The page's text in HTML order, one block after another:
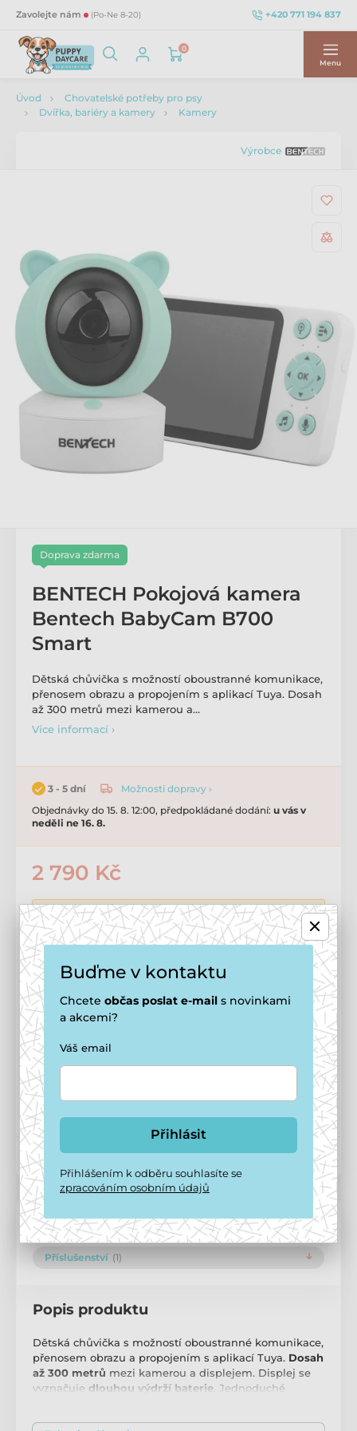
Zavolejte nám (Po-Ne 8-20) +420 771 194 837
0
Menu
Úvod
Chovatelské potřeby pro psy
Dvířka, bariéry a kamery
Kamery
Výrobce
Doprava zdarma
BENTECH Pokojová kamera
Bentech BabyCam B700
Smart
Dětská chůvička s možností oboustranné komunikace,
přenosem obrazu a propojením s aplikací Tuya. Dosah
až 300 metrů mezi kamerou a…
Více informací ›
3 - 5 dní
Možnosti dopravy ›
Objednávky do 15. 8. 12:00, předpokládané dodání: u vás v
neděli ne 16. 8.
2 790 Kč
Cena po registraci 2 595 Kč
🔓 Jak se stát členem smečky
Přidat do košíku
Možnosti doručení ›
Zavolejte na+420 771 194 837
Kód produktu:P16820
Popis a parametry
Příslušenství (1)
Popis produktu
Dětská chůvička s možností oboustranné komunikace,
přenosem obrazu a propojením s aplikací Tuya. Dosah
až 300 metrů mezi kamerou a displejem. Displej se
vyznačuje dlouhou výdrží baterie . Jednoduché
Buďme v kontaktu
Chcete občas poslat e-mail s novinkami
a akcemi?
Váš email
Přihlásit
Přihlášením k odběru souhlasíte se
zpracováním osobním údajů